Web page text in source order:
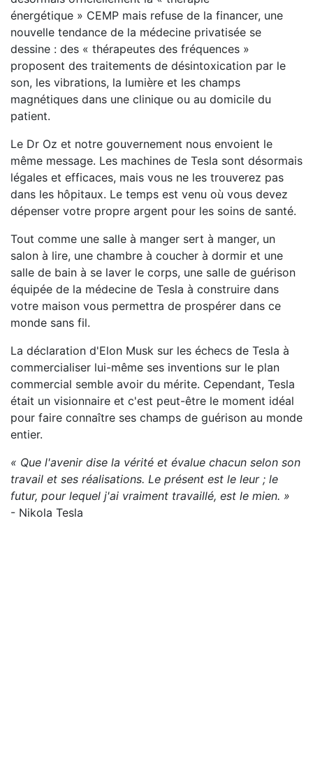
énergétique » CEMP mais refuse de la financer, une
nouvelle tendance de la médecine privatisée se
dessine : des « thérapeutes des fréquences »
proposent des traitements de désintoxication par le
son, les vibrations, la lumière et les champs
magnétiques dans une clinique ou au domicile du
patient.
Le Dr Oz et notre gouvernement nous envoient le
même message. Les machines de Tesla sont désormais
légales et efficaces, mais vous ne les trouverez pas
dans les hôpitaux. Le temps est venu où vous devez
dépenser votre propre argent pour les soins de santé.
Tout comme une salle à manger sert à manger, un
salon à lire, une chambre à coucher à dormir et une
salle de bain à se laver le corps, une salle de guérison
équipée de la médecine de Tesla à construire dans
votre maison vous permettra de prospérer dans ce
monde sans fil.
La déclaration d'Elon Musk sur les échecs de Tesla à
commercialiser lui-même ses inventions sur le plan
commercial semble avoir du mérite. Cependant, Tesla
était un visionnaire et c'est peut-être le moment idéal
pour faire connaître ses champs de guérison au monde
entier.
« Que l'avenir dise la vérité et évalue chacun selon son
travail et ses réalisations. Le présent est le leur ; le
futur, pour lequel j'ai vraiment travaillé, est le mien. »
- Nikola Tesla